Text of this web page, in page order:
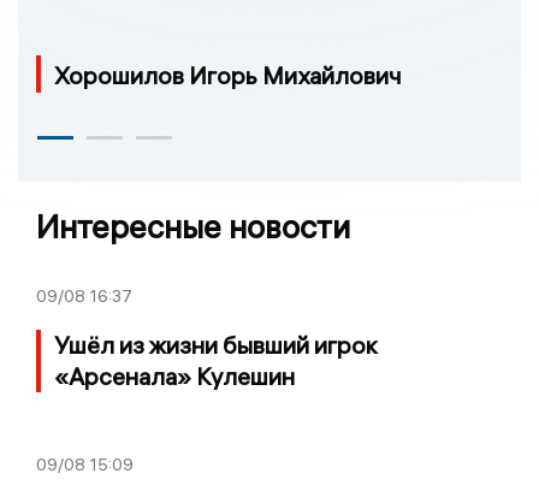
Хорошилов Игорь Михайлович
Интересные новости
09/08 16:37
Ушёл из жизни бывший игрок
«Арсенала» Кулешин
09/08 15:09